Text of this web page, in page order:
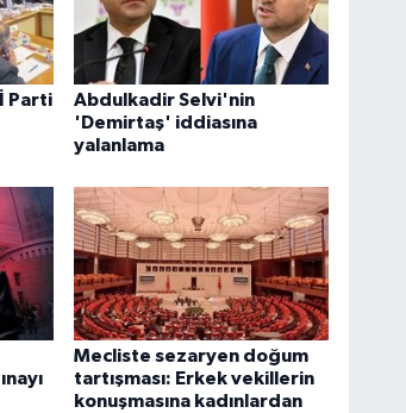
Parti
Abdulkadir Selvi'nin
'Demirtaş' iddiasına
yalanlama
Mecliste sezaryen doğum
tartışması: Erkek vekillerin
konuşmasına kadınlardan